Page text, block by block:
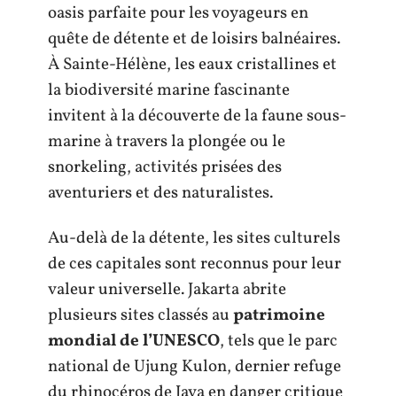
oasis parfaite pour les voyageurs en
quête de détente et de loisirs balnéaires.
À Sainte-Hélène, les eaux cristallines et
la biodiversité marine fascinante
invitent à la découverte de la faune sous-
marine à travers la plongée ou le
snorkeling, activités prisées des
aventuriers et des naturalistes.
Au-delà de la détente, les sites culturels
de ces capitales sont reconnus pour leur
valeur universelle. Jakarta abrite
plusieurs sites classés aupatrimoine
mondial de l’UNESCO, tels que le parc
national de Ujung Kulon, dernier refuge